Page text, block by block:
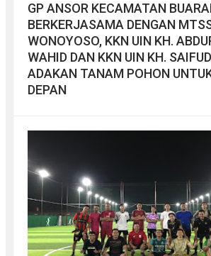
GP ANSOR KECAMATAN
BERKERJASAMA DENGAN
WONOYOSO, KKN UIN KH.
WAHID DAN KKN UIN KH.
ADAKAN TANAM POHON
DEPAN